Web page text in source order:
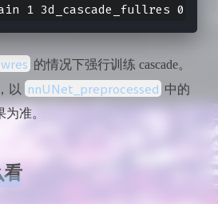
1 3d_cascade_fullres 0 --
的情况下强行训练 cascade。
以
nnUNet_preprocessed 中的
准。
看